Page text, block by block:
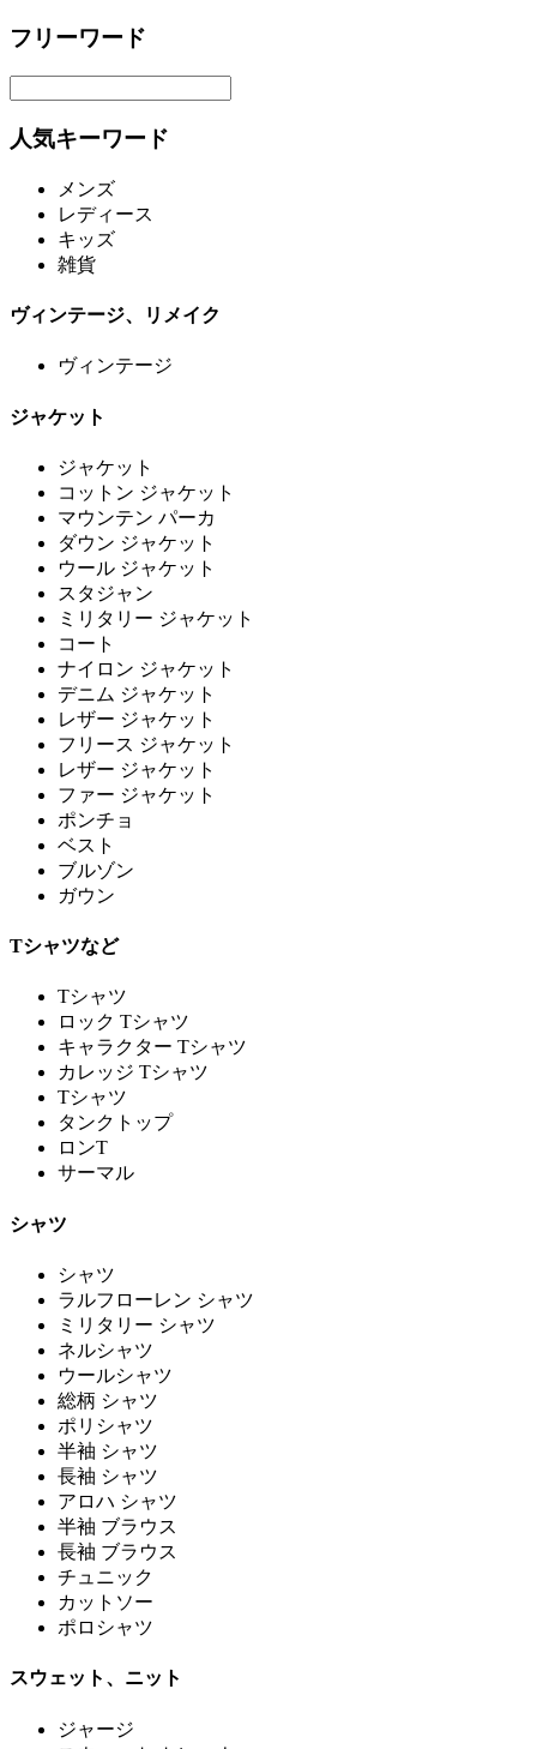
フリーワード
人気キーワード
メンズ
レディース
キッズ
雑貨
ヴィンテージ、リメイク
ヴィンテージ
ジャケット
ジャケット
コットン ジャケット
マウンテン パーカ
ダウン ジャケット
ウール ジャケット
スタジャン
ミリタリー ジャケット
コート
ナイロン ジャケット
デニム ジャケット
レザー ジャケット
フリース ジャケット
レザー ジャケット
ファー ジャケット
ポンチョ
ベスト
ブルゾン
ガウン
Tシャツなど
Tシャツ
ロック Tシャツ
キャラクター Tシャツ
カレッジ Tシャツ
Tシャツ
タンクトップ
ロンT
サーマル
シャツ
シャツ
ラルフローレン シャツ
ミリタリー シャツ
ネルシャツ
ウールシャツ
総柄 シャツ
ポリシャツ
半袖 シャツ
長袖 シャツ
アロハ シャツ
半袖 ブラウス
長袖 ブラウス
チュニック
カットソー
ポロシャツ
スウェット、ニット
ジャージ